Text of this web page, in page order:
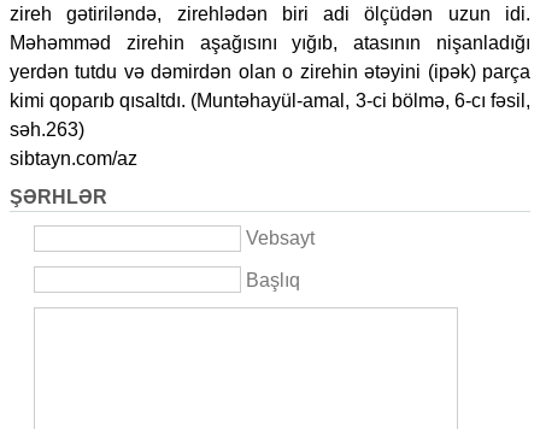
zireh gətiriləndə, zirehlədən biri adi ölçüdən uzun idi.
Məhəmməd zirehin aşağısını yığıb, atasının nişanladığı
yerdən tutdu və dəmirdən olan o zirehin ətəyini (ipək) parça
kimi qoparıb qısaltdı. (Muntəhayül-amal, 3-ci bölmə, 6-cı fəsil,
səh.263)
sibtayn.com/az
ŞƏRHLƏR
Vebsayt
Başlıq